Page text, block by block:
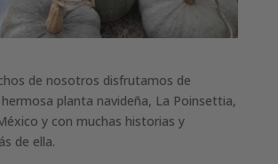
de nosotros disfrutamos de
planta navideña, La Poinsettia,
y con muchas historias y
de ella.